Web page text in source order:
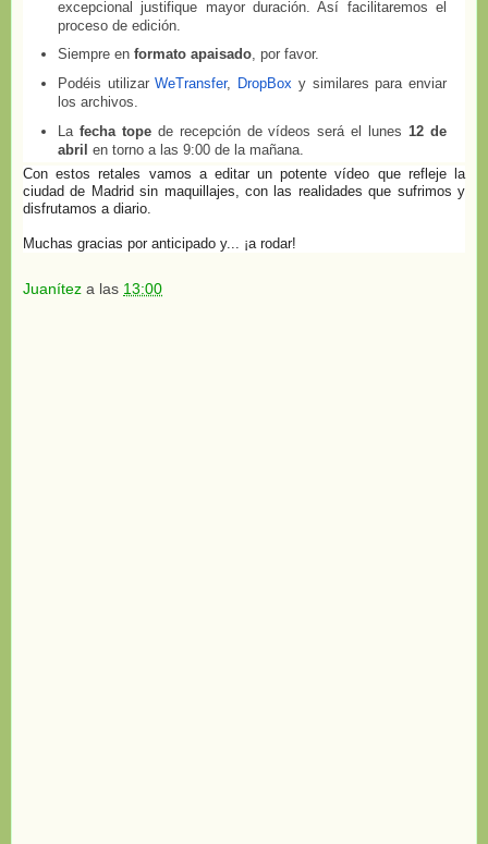
excepcional justifique mayor duración. Así facilitaremos el
proceso de edición.
Siempre en formato apaisado, por favor.
Podéis utilizarWeTransfer, DropBox y similares para enviar
los archivos.
La fecha topede recepción de vídeos será el lunes 12 de
abril en torno a las 9:00 de la mañana.
Con estos retales vamos a editar un potente vídeo que refleje la
ciudad de Madrid sin maquillajes, con las realidades que sufrimos y
disfrutamos a diario.
Muchas gracias por anticipado y... ¡a rodar!
Juanítez a las 13:00